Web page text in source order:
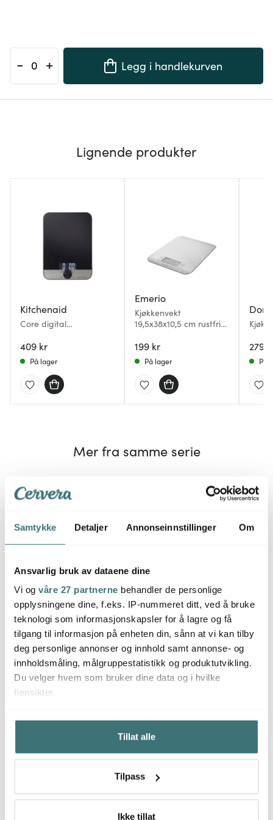
Samtykke Detaljer Annonseinnstillinger Om
Ansvarlig bruk av dataene dine
Vi og våre 27 partnerne behandler de personlige
opplysningene dine, f.eks. IP-nummeret ditt, ved å bruke
teknologi som informasjonskapsler for å lagre og få
tilgang til informasjon på enheten din, sånn at vi kan tilby
deg personlige annonser og innhold samt annonse- og
innholdsmåling, målgruppestatistikk og produktutvikling.
Du velger hvem som bruker dine data og i hvilke
hensikter.
Hvis du gir oss lov, vil vi også gjerne:
Innhente informasjon om den geografiske
beliggenheten din, som kan være nøyaktig innenfor
Identifisere enheten din ved å aktivt skanne den for
kan du lese om hvordan dine personlige
Tillat alle
Tilpass
Ikke tillat
- + Legg i handlekurven
Lignende produkter
Kitchenaid
Core digital
409 kr
På lager
Emerio
Kjøkkenvekt
19,5x38x10,5 cm rustfritt
199 kr
På lager
279
På
Mer fra samme serie
Culimat
Mathias Dahlgren
sauteuse 18 cm grå
1319 kr
På lager
Culimat
Mathias Dahlgren
Edition gassbrenner
rustfritt stål
999 kr
På lager
Du kanskje også liker